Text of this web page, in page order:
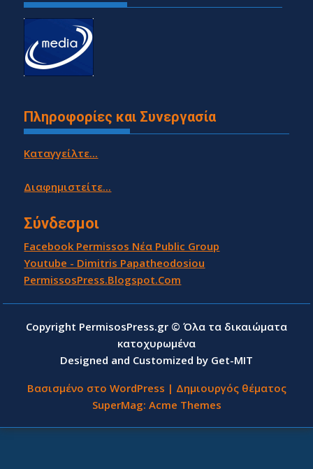
Πληροφορίες και Συνεργασία
Καταγγείλτε...
Διαφημιστείτε...
Σύνδεσμοι
Facebook Permissos Νέα Public Group
Youtube - Dimitris Papatheodosiou
PermissosPress.Blogspot.Com
Copyright PermisosPress.gr © Όλα τα δικαιώματα
κατοχυρωμένα
Designed and Customized by Get-MIT
Βασισμένο στο WordPress | Δημιουργός θέματος
SuperMag: Acme Themes